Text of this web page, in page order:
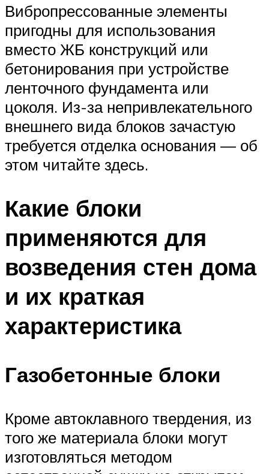
Вибропрессованные элементы
пригодны для использования
вместо ЖБ конструкций или
бетонирования при устройстве
ленточного фундамента или
цоколя. Из-за непривлекательного
внешнего вида блоков зачастую
требуется отделка основания — об
этом читайте здесь.
Какие блоки
применяются для
возведения стен дома
и их краткая
характеристика
Газобетонные блоки
Кроме автоклавного твердения, из
того же материала блоки могут
изготовляться методом